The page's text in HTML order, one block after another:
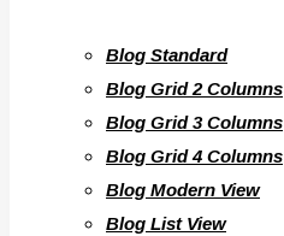
Blog Standard
Blog Grid 2 Columns
Blog Grid 3 Columns
Blog Grid 4 Columns
Blog Modern View
Blog List View